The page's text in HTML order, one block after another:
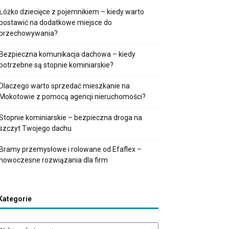
dziecięce z pojemnikiem – kiedy warto
na dodatkowe miejsce do
komunikacja dachowa – kiedy
są stopnie kominiarskie?
warto sprzedać mieszkanie na
z pomocą agencji nieruchomości?
kominiarskie – bezpieczna droga na
Twojego dachu
przemysłowe i rolowane od Efaflex –
rozwiązania dla firm